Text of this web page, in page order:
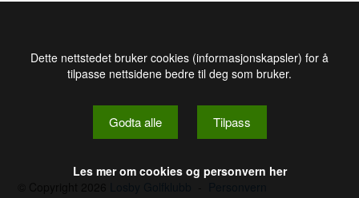
Dette nettstedet bruker cookies (informasjonskapsler) for å
tilpasse nettsidene bedre til deg som bruker.
Godta alle Tilpass
Les mer om cookies og personvern her